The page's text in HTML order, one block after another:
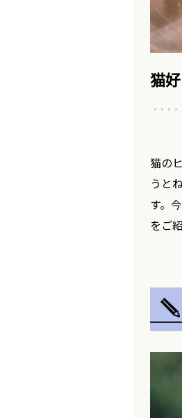
猫
猫の
うと
す。
をご